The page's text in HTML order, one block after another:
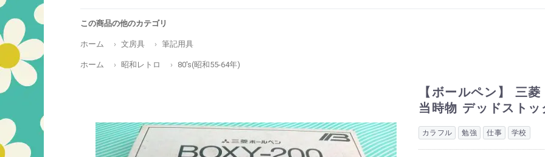
この商品の他のカテゴリ
ホーム 文房具 筆記用具
ホーム 昭和レトロ 80's(昭和55-64年)
【ボールペン】 三
当時物 デッドスト
カラフル 勉強 仕事 学校